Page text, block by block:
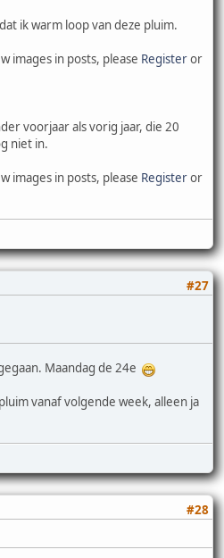
ik warm loop van deze pluim.
images in posts, please Registeror
voorjaar als vorig jaar, die 20
niet in.
images in posts, please Registeror
#27
Maandag de 24e
vanaf volgende week, alleen ja
#28